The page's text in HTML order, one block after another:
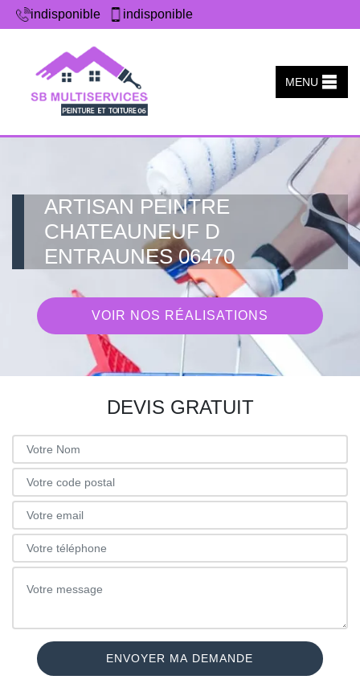
indisponible indisponible
MENU
ARTISAN PEINTRE
CHATEAUNEUF D
ENTRAUNES 06470
VOIR NOS RÉALISATIONS
DEVIS GRATUIT